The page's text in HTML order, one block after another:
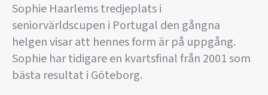
Sophie Haarlems tredjeplats i
seniorvärldscupen i Portugal den gångna
helgen visar att hennes form är på uppgång.
Sophie har tidigare en kvartsfinal från 2001 som
bästa resultat i Göteborg.